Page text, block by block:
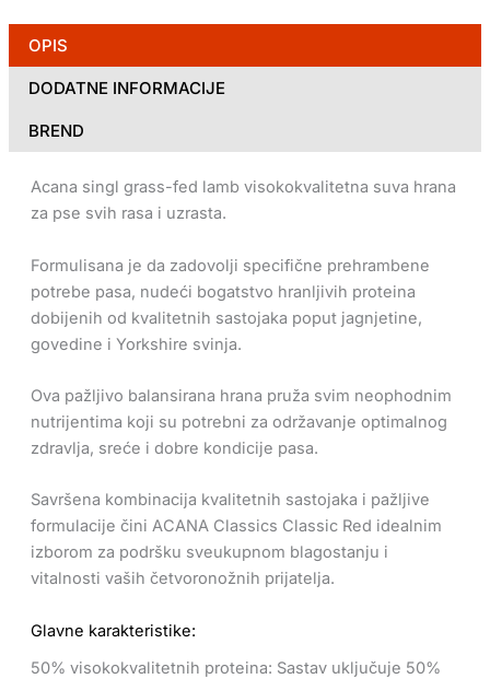
OPIS
DODATNE INFORMACIJE
BREND
Acana singl grass-fed lamb visokokvalitetna suva hrana
za pse svih rasa i uzrasta.
Formulisana je da zadovolji specifične prehrambene
potrebe pasa, nudeći bogatstvo hranljivih proteina
dobijenih od kvalitetnih sastojaka poput jagnjetine,
govedine i Yorkshire svinja.
Ova pažljivo balansirana hrana pruža svim neophodnim
nutrijentima koji su potrebni za održavanje optimalnog
zdravlja, sreće i dobre kondicije pasa.
Savršena kombinacija kvalitetnih sastojaka i pažljive
formulacije čini ACANA Classics Classic Red idealnim
izborom za podršku sveukupnom blagostanju i
vitalnosti vaših četvoronožnih prijatelja.
Glavne karakteristike:
50% visokokvalitetnih proteina: Sastav uključuje 50%